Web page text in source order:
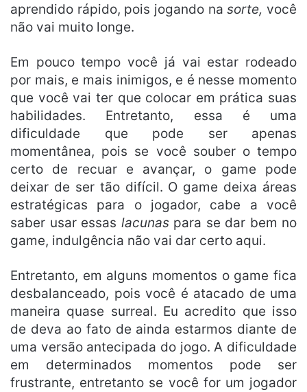
aprendido rápido, pois jogando nasorte, você
não vai muito longe.
Em pouco tempo você já vai estar rodeado
por mais, e mais inimigos, e é nesse momento
que você vai ter que colocar em prática suas
habilidades. Entretanto, essa é uma
dificuldade que pode ser apenas
momentânea, pois se você souber o tempo
certo de recuar e avançar, o game pode
deixar de ser tão difícil. O game deixa áreas
estratégicas para o jogador, cabe a você
saber usar essas lacunaspara se dar bem no
game, indulgência não vai dar certo aqui.
Entretanto, em alguns momentos o game fica
desbalanceado, pois você é atacado de uma
maneira quase surreal. Eu acredito que isso
de deva ao fato de ainda estarmos diante de
uma versão antecipada do jogo. A dificuldade
em determinados momentos pode ser
frustrante, entretanto se você for um jogador